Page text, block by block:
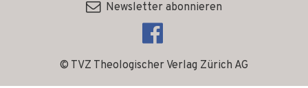
© TVZ Theologischer Verlag Zürich AG
Newsletter abonnieren